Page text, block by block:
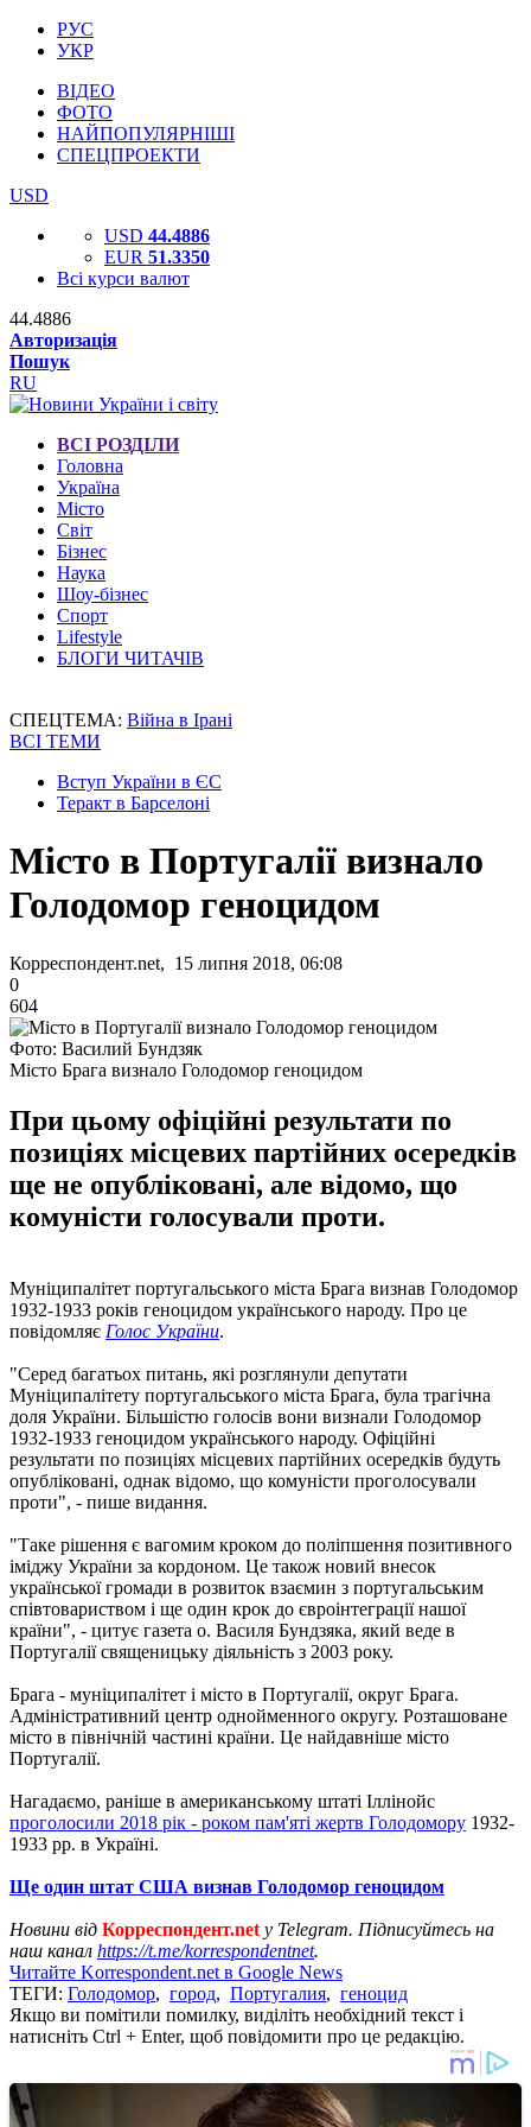
РУС
УКР
ВІДЕО
ФОТО
НАЙПОПУЛЯРНІШІ
СПЕЦПРОЕКТИ
USD
USD 44.4886
EUR 51.3350
Всі курси валют
44.4886
Авторизація
Пошук
RU
ВСІ РОЗДІЛИ
Головна
Україна
Місто
Світ
Бізнес
Наука
Шоу-бізнес
Спорт
Lifestyle
БЛОГИ ЧИТАЧІВ
СПЕЦТЕМА: Війна в Ірані
ВСІ ТЕМИ
Вступ України в ЄС
Теракт в Барселоні
Місто в Португалії визнало
Голодомор геноцидом
Корреспондент.net, 15 липня 2018, 06:08
0
604
Фото: Василий Бундзяк
Місто Брага визнало Голодомор геноцидом
При цьому офіційні результати по
позиціях місцевих партійних осередків
ще не опубліковані, але відомо, що
комуністи голосували проти.
Муніципалітет португальського міста Брага визнав Голодомор
1932-1933 років геноцидом українського народу. Про це
повідомляє Голос України.
"Серед багатьох питань, які розглянули депутати
Муніципалітету португальського міста Брага, була трагічна
доля України. Більшістю голосів вони визнали Голодомор
1932-1933 геноцидом українського народу. Офіційні
результати по позиціях місцевих партійних осередків будуть
опубліковані, однак відомо, що комуністи проголосували
проти", - пише видання.
"Таке рішення є вагомим кроком до поліпшення позитивного
іміджу України за кордоном. Це також новий внесок
української громади в розвиток взаємин з португальським
співтовариством і ще один крок до євроінтеграції нашої
країни", - цитує газета о. Василя Бундзяка, який веде в
Португалії священицьку діяльність з 2003 року.
Брага - муніципалітет і місто в Португалії, округ Брага.
Адміністративний центр однойменного округу. Розташоване
місто в північній частині країни. Це найдавніше місто
Португалії.
Нагадаємо, раніше в американському штаті Іллінойс
проголосили 2018 рік - роком пам'яті жертв Голодомору 1932-
1933 рр. в Україні.
Ще один штат США визнав Голодомор геноцидом
Новини від Корреспондент.net у Telegram. Підписуйтесь на
наш канал https://t.me/korrespondentnet.
Читайте Korrespondent.net в Google News
ТЕГИ: Голодомор, город, Португалия, геноцид
Якщо ви помітили помилку, виділіть необхідний текст і
натисніть Ctrl + Enter, щоб повідомити про це редакцію.